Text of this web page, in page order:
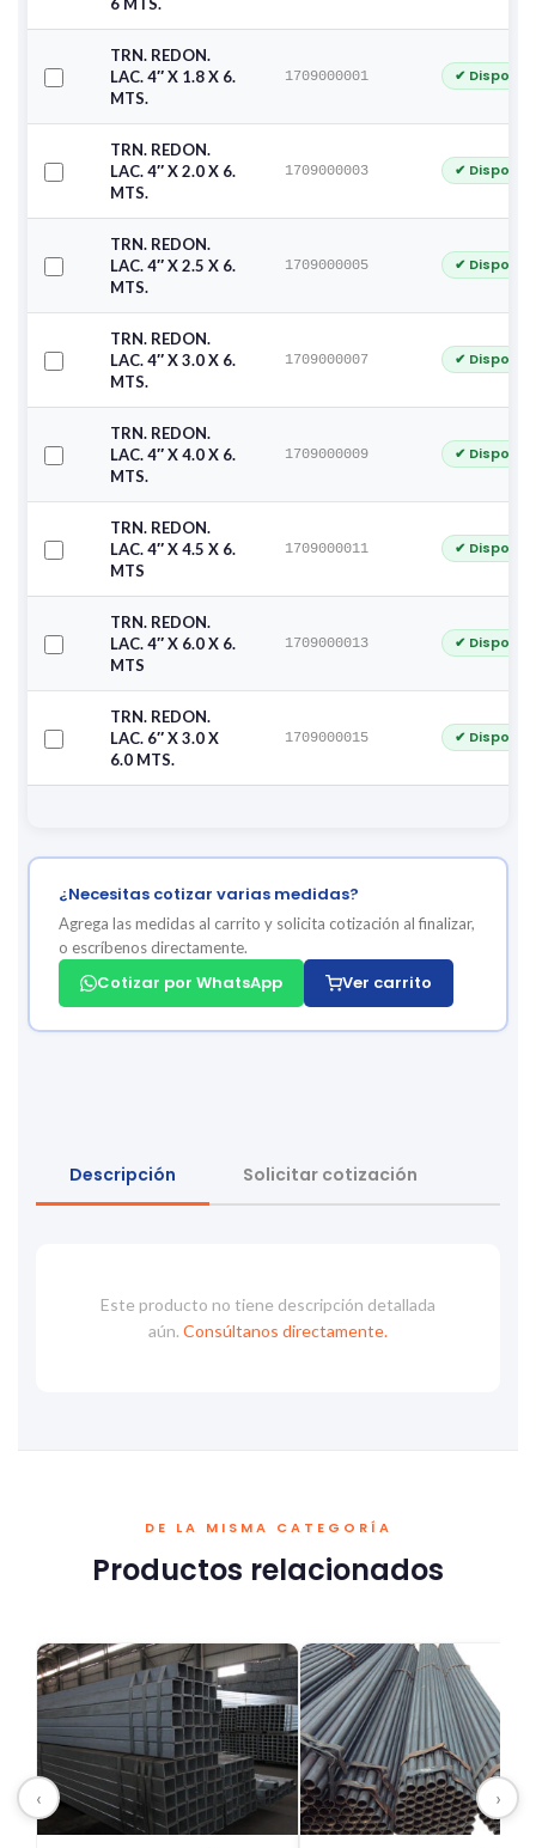
TRN. REDON.
LAC. 4″ X 1.8 X 6.
MTS.
1709000001 ✔
TRN. REDON.
LAC. 4″ X 2.0 X 6.
MTS.
1709000003 ✔
TRN. REDON.
LAC. 4″ X 2.5 X 6.
MTS.
1709000005 ✔
TRN. REDON.
LAC. 4″ X 3.0 X 6.
MTS.
1709000007 ✔
TRN. REDON.
LAC. 4″ X 4.0 X 6.
MTS.
1709000009 ✔
TRN. REDON.
LAC. 4″ X 4.5 X 6.
MTS
1709000011 ✔
TRN. REDON.
LAC. 4″ X 6.0 X 6.
MTS
1709000013 ✔
TRN. REDON.
LAC. 6″ X 3.0 X
6.0 MTS.
1709000015 ✔
¿Necesitas cotizar varias medidas?
Agrega las medidas al carrito y solicita cotización al finalizar,
o escríbenos directamente.
Cotizar por WhatsApp Ver carrito
Descripción Solicitar cotización
Este producto no tiene descripción detallada
aún. Consúltanos directamente.
DE LA MISMA CATEGORÍA
Productos relacionados
‹ ›